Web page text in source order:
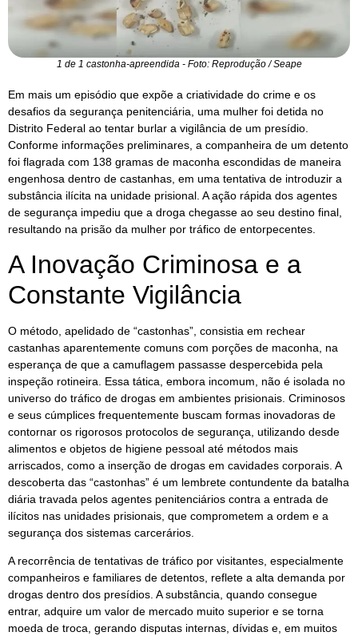
1 de 1 castonha-apreendida - Foto: Reprodução / Seape
Em mais um episódio que expõe a criatividade do crime e os
desafios da segurança penitenciária, uma mulher foi detida no
Distrito Federal ao tentar burlar a vigilância de um presídio.
Conforme informações preliminares, a companheira de um detento
foi flagrada com 138 gramas de maconha escondidas de maneira
engenhosa dentro de castanhas, em uma tentativa de introduzir a
substância ilícita na unidade prisional. A ação rápida dos agentes
de segurança impediu que a droga chegasse ao seu destino final,
resultando na prisão da mulher por tráfico de entorpecentes.
A Inovação Criminosa e a
Constante Vigilância
O método, apelidado de “castonhas”, consistia em rechear
castanhas aparentemente comuns com porções de maconha, na
esperança de que a camuflagem passasse despercebida pela
inspeção rotineira. Essa tática, embora incomum, não é isolada no
universo do tráfico de drogas em ambientes prisionais. Criminosos
e seus cúmplices frequentemente buscam formas inovadoras de
contornar os rigorosos protocolos de segurança, utilizando desde
alimentos e objetos de higiene pessoal até métodos mais
arriscados, como a inserção de drogas em cavidades corporais. A
descoberta das “castonhas” é um lembrete contundente da batalha
diária travada pelos agentes penitenciários contra a entrada de
ilícitos nas unidades prisionais, que comprometem a ordem e a
segurança dos sistemas carcerários.
A recorrência de tentativas de tráfico por visitantes, especialmente
companheiros e familiares de detentos, reflete a alta demanda por
drogas dentro dos presídios. A substância, quando consegue
entrar, adquire um valor de mercado muito superior e se torna
moeda de troca, gerando disputas internas, dívidas e, em muitos